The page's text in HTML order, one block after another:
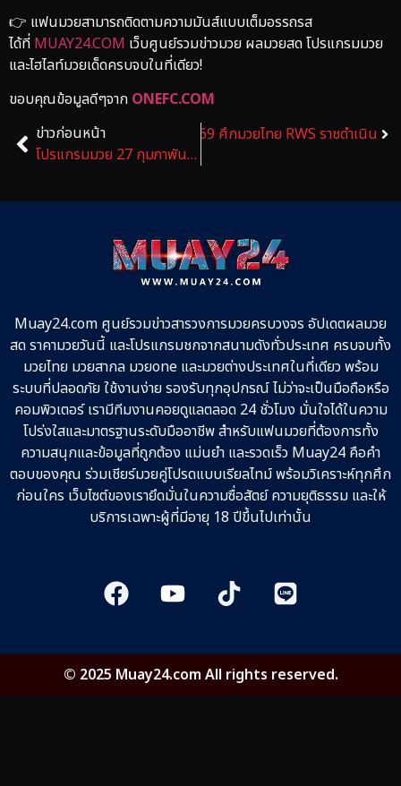
👉 แฟนมวยสามารถติดตามความมันส์แบบเต็มอรรถรส
ได้ที่ MUAY24.COM เว็บศูนย์รวมข่าวมวย ผลมวยสด โปรแกรมมวย
และไฮไลท์มวยเด็ดครบจบในที่เดียว!
ขอบคุณข้อมูลดีๆจาก ONEFC.COM
ข่าวก่อนหน้า
โปรแกรมมวย 27 กุมภาพันธ์ 2569 ศึกจิตรเมืองนนท์
โปรแกรมมวย 28 กุมภาพันธ์ 2569 ศึกมวยไทย RWS ราชดำเนิน
Muay24.com ศูนย์รวมข่าวสารวงการมวยครบวงจร อัปเดตผลมวย
สด ราคามวยวันนี้ และโปรแกรมชกจากสนามดังทั่วประเทศ ครบจบทั้ง
มวยไทย มวยสากล มวยone และมวยต่างประเทศในที่เดียว พร้อม
ระบบที่ปลอดภัย ใช้งานง่าย รองรับทุกอุปกรณ์ ไม่ว่าจะเป็นมือถือหรือ
คอมพิวเตอร์ เรามีทีมงานคอยดูแลตลอด 24 ชั่วโมง มั่นใจได้ในความ
โปร่งใสและมาตรฐานระดับมืออาชีพ สำหรับแฟนมวยที่ต้องการทั้ง
ความสนุกและข้อมูลที่ถูกต้อง แม่นยำ และรวดเร็ว Muay24 คือคำ
ตอบของคุณ ร่วมเชียร์มวยคู่โปรดแบบเรียลไทม์ พร้อมวิเคราะห์ทุกศึก
ก่อนใคร เว็บไซต์ของเรายึดมั่นในความซื่อสัตย์ ความยุติธรรม และให้
บริการเฉพาะผู้ที่มีอายุ 18 ปีขึ้นไปเท่านั้น
© 2025 Muay24.com All rights reserved.